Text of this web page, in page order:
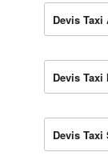
Devis Taxi
Devis
Devis Taxi